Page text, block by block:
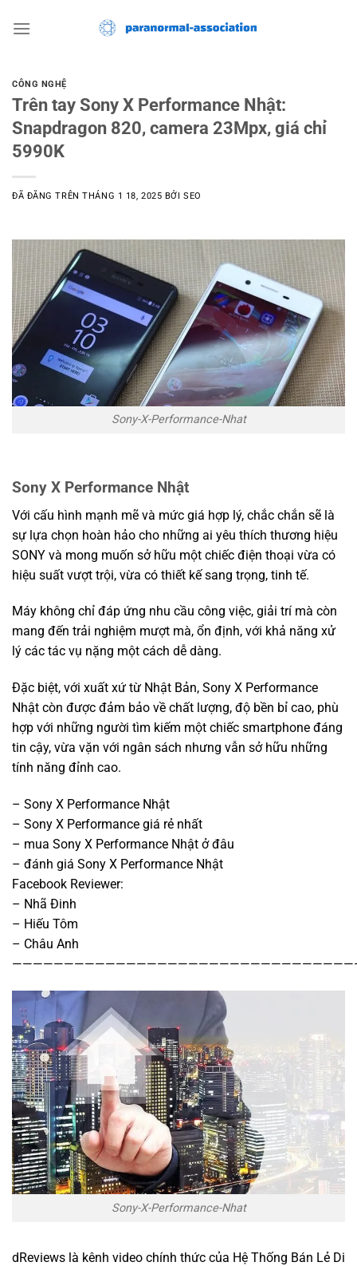
đến
CÔNG NGHỆ
Trên tay Sony X Performance Nhật:
Snapdragon 820, camera 23Mpx, giá chỉ
5990K
ĐÃ ĐĂNG TRÊNTHÁNG 1 18, 2025 BỞISEO
Sony-X-Performance-Nhat
Sony X Performance Nhật
Với cấu hình mạnh mẽ và mức giá hợp lý, chắc chắn sẽ là
sự lựa chọn hoàn hảo cho những ai yêu thích thương hiệu
SONY và mong muốn sở hữu một chiếc điện thoại vừa có
hiệu suất vượt trội, vừa có thiết kế sang trọng, tinh tế.
Máy không chỉ đáp ứng nhu cầu công việc, giải trí mà còn
mang đến trải nghiệm mượt mà, ổn định, với khả năng xử
lý các tác vụ nặng một cách dễ dàng.
Đặc biệt, với xuất xứ từ Nhật Bản, Sony X Performance
Nhật còn được đảm bảo về chất lượng, độ bền bỉ cao, phù
hợp với những người tìm kiếm một chiếc smartphone đáng
tin cậy, vừa vặn với ngân sách nhưng vẫn sở hữu những
tính năng đỉnh cao.
– Sony X Performance Nhật
– Sony X Performance giá rẻ nhất
– mua Sony X Performance Nhật ở đâu
– đánh giá Sony X Performance Nhật
Facebook Reviewer:
– Nhã Đinh
– Hiếu Tôm
– Châu Anh
Sony-X-Performance-Nhat
dReviews là kênh video chính thức của Hệ Thống Bán Lẻ Di